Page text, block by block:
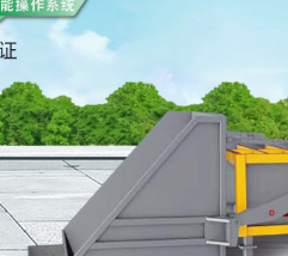
权，产品占据大量国外市场，其主导
高空作业车、高压清洗车、消防车、
车、扫路车、冷藏车、汽车配件等100
底盘。
更多>